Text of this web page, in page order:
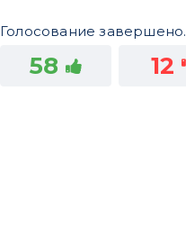
Голосование завершено.
58 12